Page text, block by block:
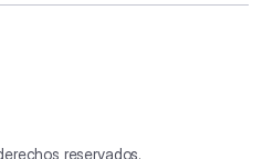
reservados.